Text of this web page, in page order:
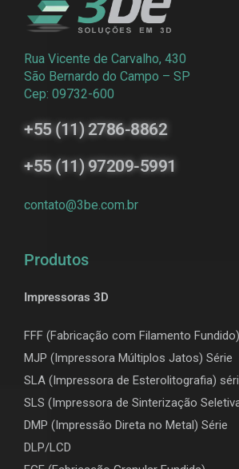
Rua Vicente de Carvalho, 430
São Bernardo do Campo – SP
Cep: 09732-600
+55 (11) 2786-8862
+55 (11) 97209-5991
contato@3be.com.br
Produtos
Impressoras 3D
FFF (Fabricação com Filamento Fundido)
MJP (Impressora Múltiplos Jatos) Série
SLA (Impressora de Esterolitografia)
SLS (Impressora de Sinterização
DMP (Impressão Direta no Metal) Série
DLP/LCD